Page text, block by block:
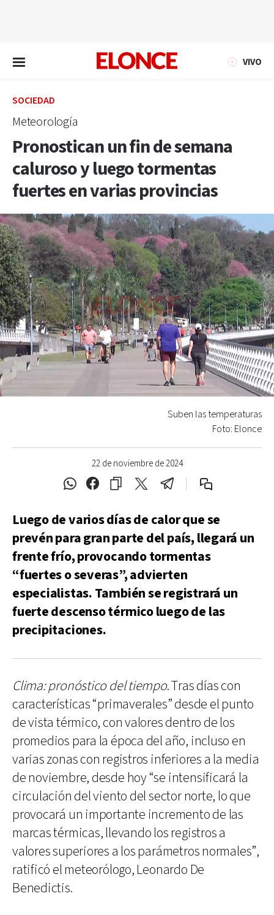
VIVO
SOCIEDAD
Meteorología
Pronostican un fin de semana
caluroso y luego tormentas
fuertes en varias provincias
22 de noviembre de 2024
Suben las temperaturas
Foto: Elonce
Luego de varios días de calor que se
prevén para gran parte del país, llegará un
frente frío, provocando tormentas
“fuertes o severas”, advierten
especialistas. También se registrará un
fuerte descenso térmico luego de las
precipitaciones.
Clima: pronóstico del tiempo. Tras días con
características “primaverales” desde el punto
de vista térmico, con valores dentro de los
promedios para la época del año, incluso en
varias zonas con registros inferiores a la media
de noviembre, desde hoy “se intensificará la
circulación del viento del sector norte, lo que
provocará un importante incremento de las
marcas térmicas, llevando los registros a
valores superiores a los parámetros normales”,
ratificó el meteorólogo, Leonardo De
Benedictis.